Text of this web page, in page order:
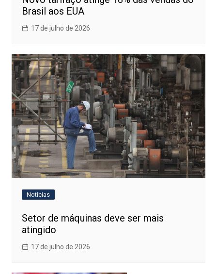
Brasil aos EUA
17 de julho de 2026
Notícias
Setor de máquinas deve ser mais
atingido
17 de julho de 2026